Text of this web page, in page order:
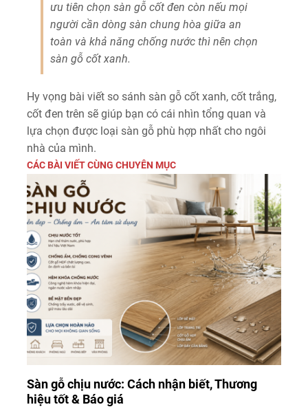
ưu tiên chọn sàn gỗ cốt đen còn nếu mọi
người cần dòng sàn chung hòa giữa an
toàn và khả năng chống nước thì nên chọn
sàn gỗ cốt xanh.
Hy vọng bài viết so sánh sàn gỗ cốt xanh, cốt trắng,
cốt đen trên sẽ giúp bạn có cái nhìn tổng quan và
lựa chọn được loại sàn gỗ phù hợp nhất cho ngôi
nhà của mình.
CÁC BÀI VIẾT CÙNG CHUYÊN MỤC
Sàn gỗ chịu nước: Cách nhận biết, Thương
hiệu tốt & Báo giá